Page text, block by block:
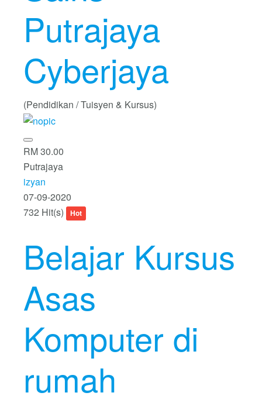
Putrajaya
Cyberjaya
(Pendidikan / Tuisyen & Kursus)
RM 30.00
Putrajaya
izyan
07-09-2020
732 Hit(s)
Hot
Belajar Kursus
Asas
Komputer di
rumah